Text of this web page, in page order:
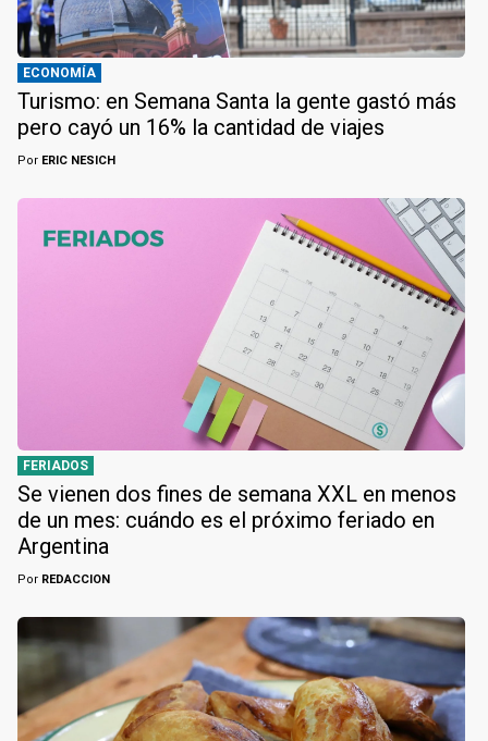
ECONOMÍA
Turismo: en Semana Santa la gente gastó más
pero cayó un 16% la cantidad de viajes
Por ERIC NESICH
FERIADOS
Se vienen dos fines de semana XXL en menos
de un mes: cuándo es el próximo feriado en
Argentina
Por REDACCION